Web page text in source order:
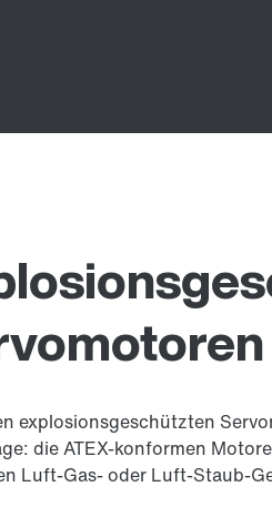
explosionsgeschützten
die ATEX-konformen
Luft-Gas- oder Luft-Staub-